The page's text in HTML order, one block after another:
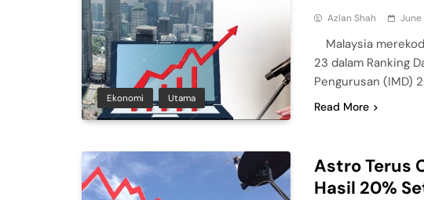
Ekonomi Utama
Azlan Shah June
Malaysia
23 dalam Ranking
Pengurusan (IMD)
Read More
Astro Terus
Hasil 20%